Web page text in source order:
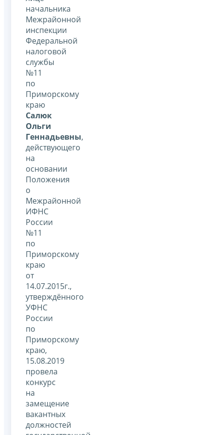
начальника
Межрайонной
инспекции
Федеральной
налоговой
службы
№11
по
Приморскому
краю
Салюк
Ольги
Геннадьевны,
действующего
на
основании
Положения
о
Межрайонной
ИФНС
России
№11
по
Приморскому
краю
от
14.07.2015г.,
утверждённого
УФНС
России
по
Приморскому
краю,
15.08.2019
провела
конкурс
на
замещение
вакантных
должностей